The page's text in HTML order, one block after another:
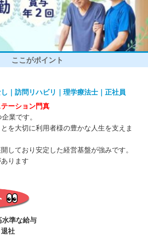
ここがポイント
｜訪問リハビリ｜理学療法士｜正社員
ーション門真
業です。
とを大切に利用者様の豊かな人生を支えま
しており安定した経営基盤が強みです。
ります
水準な給与
社